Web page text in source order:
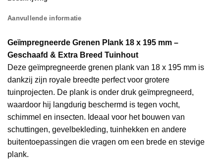
Aanvullende informatie
Geïmpregneerde Grenen Plank 18 x 195 mm –
Geschaafd & Extra Breed Tuinhout
Deze geïmpregneerde grenen plank van 18 x 195 mm is
dankzij zijn royale breedte perfect voor grotere
tuinprojecten. De plank is onder druk geïmpregneerd,
waardoor hij langdurig beschermd is tegen vocht,
schimmel en insecten. Ideaal voor het bouwen van
schuttingen, gevelbekleding, tuinhekken en andere
buitentoepassingen die vragen om een brede en stevige
plank.